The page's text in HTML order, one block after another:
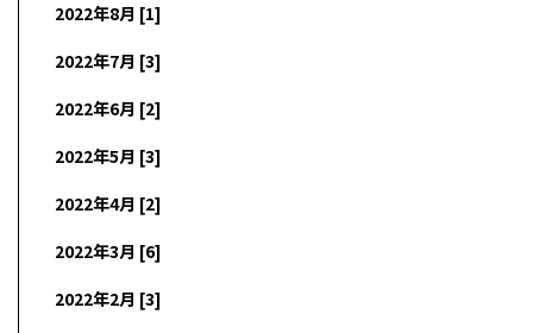
2022年8月 [1]
2022年7月 [3]
2022年6月 [2]
2022年5月 [3]
2022年4月 [2]
2022年3月 [6]
2022年2月 [3]